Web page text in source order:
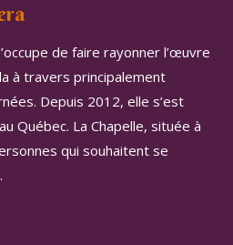
de faire rayonner l’œuvre
à travers principalement
Depuis 2012, elle s’est
Québec. La Chapelle, située à
qui souhaitent se